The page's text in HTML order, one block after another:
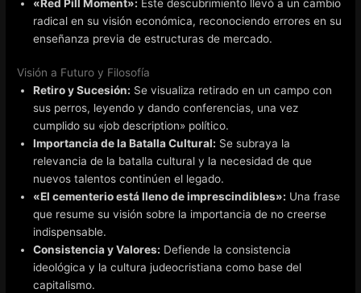
«Red Pill Moment»: Este descubrimiento llevó a un cambio
radical en su visión económica, reconociendo errores en su
enseñanza previa de estructuras de mercado.
Visión a Futuro y Filosofía
Retiro y Sucesión: Se visualiza retirado en un campo con
sus perros, leyendo y dando conferencias, una vez
cumplido su «job description» político.
Importancia de la Batalla Cultural: Se subraya la
relevancia de la batalla cultural y la necesidad de que
nuevos talentos continúen el legado.
«El cementerio está lleno de imprescindibles»: Una frase
que resume su visión sobre la importancia de no creerse
indispensable.
Consistencia y Valores: Defiende la consistencia
ideológica y la cultura judeocristiana como base del
capitalismo.